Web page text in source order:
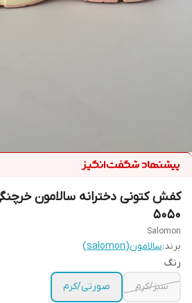
کفش کتونی دخترانه سالامون
۵۰۵۰
Salomon
برند:سالامون(salomon)
رنگ
سبز/کرم
صورتی/کرم